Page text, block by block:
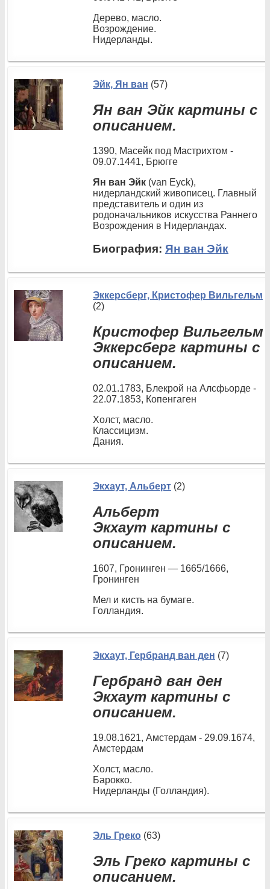
Дерево, масло.
Возрождение.
Нидерланды.
Эйк, Ян ван (57)
Ян ван Эйк картины с
описанием.
1390, Масейк под Мастрихтом -
09.07.1441, Брюгге
Ян ван Эйк (van Eyck),
нидерландский живописец. Главный
представитель и один из
родоначальников искусства Раннего
Возрождения в Нидерландах.
Биография: Ян ван Эйк
Эккерсберг, Кристофер Вильгельм
(2)
Кристофер Вильгельм
Эккерсберг картины с
описанием.
02.01.1783, Блекрой на Алсфьорде -
22.07.1853, Копенгаген
Холст, масло.
Классицизм.
Дания.
Экхаут, Альберт (2)
Альберт
Экхаут картины с
описанием.
1607, Гронинген — 1665/1666,
Гронинген
Мел и кисть на бумаге.
Голландия.
Экхаут, Гербранд ван ден (7)
Гербранд ван ден
Экхаут картины с
описанием.
19.08.1621, Амстердам - 29.09.1674,
Амстердам
Холст, масло.
Барокко.
Нидерланды (Голландия).
Эль Греко (63)
Эль Греко картины с
описанием.